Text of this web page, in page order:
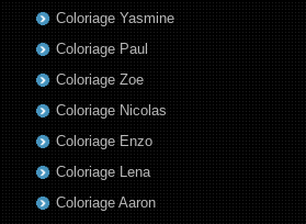
Coloriage Yasmine
Coloriage Paul
Coloriage Zoe
Coloriage Nicolas
Coloriage Enzo
Coloriage Lena
Coloriage Aaron